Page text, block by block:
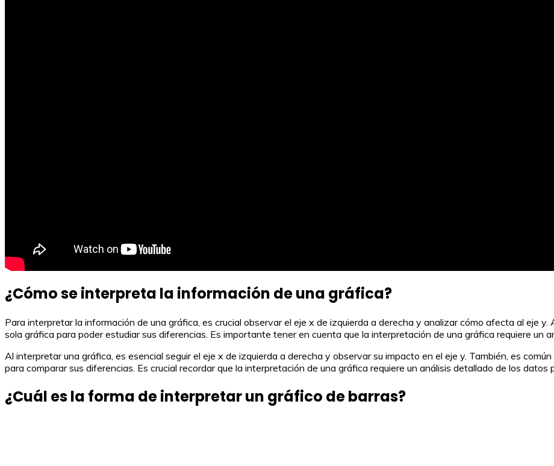
¿Cómo se interpreta la información de una gráfica?
Para interpretar la información de una gráfica, es crucial observar el eje x de izquierda a derecha y analizar cómo afecta al eje
sola gráfica para poder estudiar sus diferencias. Es importante tener en cuenta que la interpretación de una gráfica requiere un
Al interpretar una gráfica, es esencial seguir el eje x de izquierda a derecha y observar su impacto en el eje y. También, es
para comparar sus diferencias. Es crucial recordar que la interpretación de una gráfica requiere un análisis detallado de los datos
¿Cuál es la forma de interpretar un gráfico de barras?